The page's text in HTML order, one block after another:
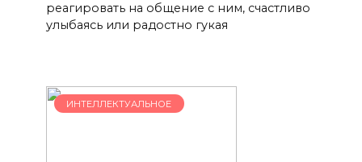
реагировать на общение с ним, счастливо
улыбаясь или радостно гукая
ИНТЕЛЛЕКТУАЛЬНОЕ